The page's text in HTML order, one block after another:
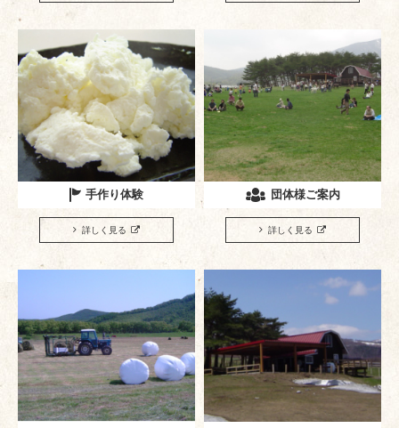
手作り体験
詳しく見る
団体様ご案内
詳しく見る